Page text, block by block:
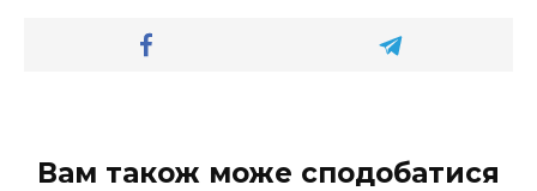
Вам також може сподобатися